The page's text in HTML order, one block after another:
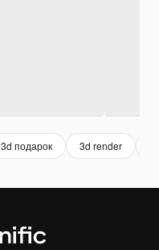
3d подарок 3d render